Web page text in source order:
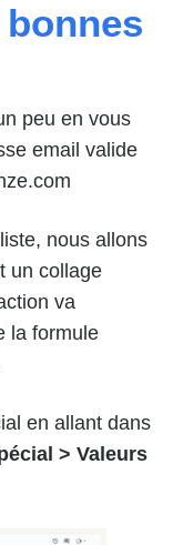
peu en vous
email valide
nous allons
un collage
va
la formule
en allant dans
> Valeurs